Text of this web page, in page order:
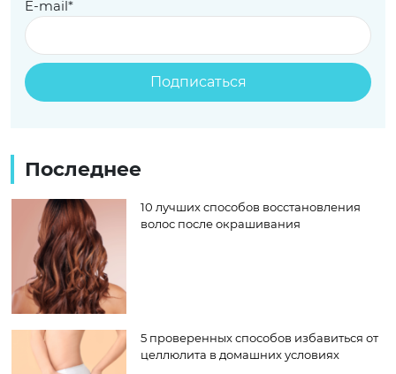
E-mail*
Последнее
10 лучших способов восстановления
волос после окрашивания
5 проверенных способов избавиться от
целлюлита в домашних условиях